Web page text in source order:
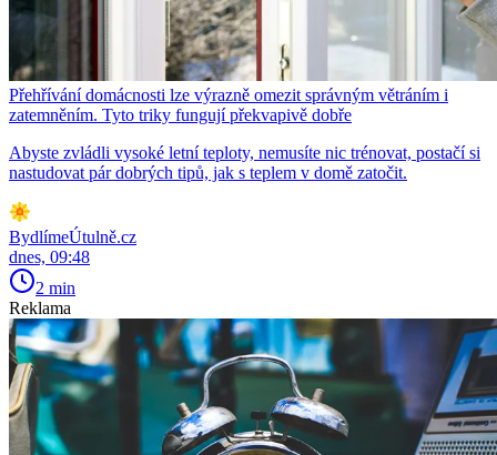
Přehřívání domácnosti lze výrazně omezit správným větráním i
zatemněním. Tyto triky fungují překvapivě dobře
Abyste zvládli vysoké letní teploty, nemusíte nic trénovat, postačí si
nastudovat pár dobrých tipů, jak s teplem v domě zatočit.
BydlímeÚtulně.cz
dnes, 09:48
2 min
Reklama